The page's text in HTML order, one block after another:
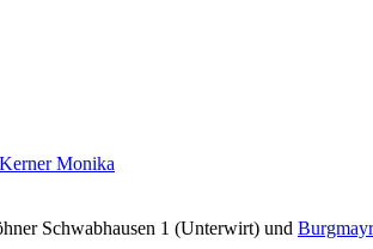
Kerner Monika
Schwabhausen 1 (Unterwirt) und